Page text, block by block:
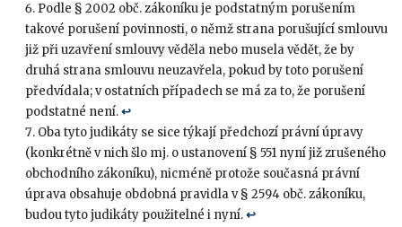
Podle § 2002 obč. zákoníku je podstatným porušením
takové porušení povinnosti, o němž strana porušující smlouvu
již při uzavření smlouvy věděla nebo musela vědět, že by
druhá strana smlouvu neuzavřela, pokud by toto porušení
předvídala; v ostatních případech se má za to, že porušení
podstatné není.↩︎
Oba tyto judikáty se sice týkají předchozí právní úpravy
(konkrétně v nich šlo mj. o ustanovení § 551 nyní již zrušeného
obchodního zákoníku), nicméně protože současná právní
úprava obsahuje obdobná pravidla v § 2594 obč. zákoníku,
budou tyto judikáty použitelné i nyní.↩︎